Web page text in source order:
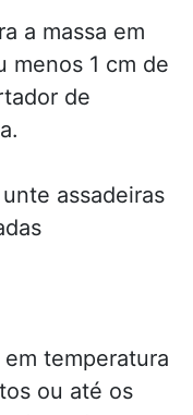
a massa em
menos 1 cm de
de
assadeiras
temperatura
ou até os